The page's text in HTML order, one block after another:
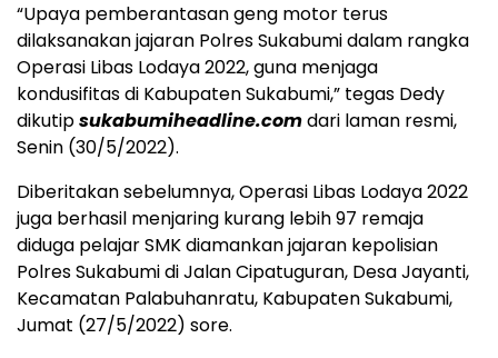
“Upaya pemberantasan geng motor terus
dilaksanakan jajaran Polres Sukabumi dalam rangka
Operasi Libas Lodaya 2022, guna menjaga
kondusifitas di Kabupaten Sukabumi,” tegas Dedy
dikutipsukabumiheadline.comdari laman resmi,
Senin (30/5/2022).
Diberitakan sebelumnya, Operasi Libas Lodaya 2022
juga berhasil menjaring kurang lebih 97 remaja
diduga pelajar SMK diamankan jajaran kepolisian
Polres Sukabumi di Jalan Cipatuguran, Desa Jayanti,
Kecamatan Palabuhanratu, Kabupaten Sukabumi,
Jumat (27/5/2022) sore.